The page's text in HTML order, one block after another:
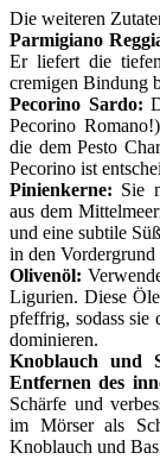
Die weiteren
Parmigiano
Er liefert die
cremigen Bindung
Pecorino Sardo:
Pecorino
die dem Pesto
Pecorino ist
Pinienkerne: Sie
aus dem
und eine subtile
in den
Olivenöl:
Ligurien. Diese
pfeffrig, sodass sie
dominieren.
Knoblauch und
Entfernen des
Schärfe und
im Mörser als
Knoblauch und